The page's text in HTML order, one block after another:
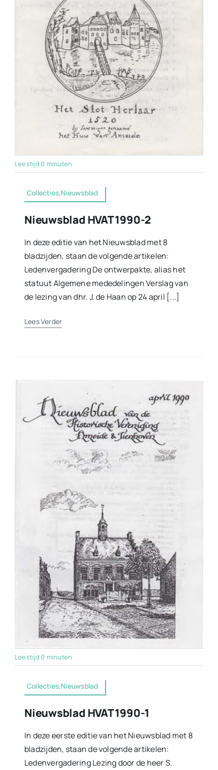
Leestijd 0 minuten
Collecties,Nieuwsblad
Nieuwsblad HVAT 1990-2
In deze editie van het Nieuwsblad met 8
bladzijden, staan de volgende artikelen:
Ledenvergadering De ontwerpakte, alias het
statuut Algemene mededelingen Verslag van
de lezing van dhr. J. de Haan op 24 april [...]
Lees Verder
Leestijd 0 minuten
Collecties,Nieuwsblad
Nieuwsblad HVAT 1990-1
In deze eerste editie van het Nieuwsblad met 8
bladzijden, staan de volgende artikelen:
Ledenvergadering Lezing door de heer S.